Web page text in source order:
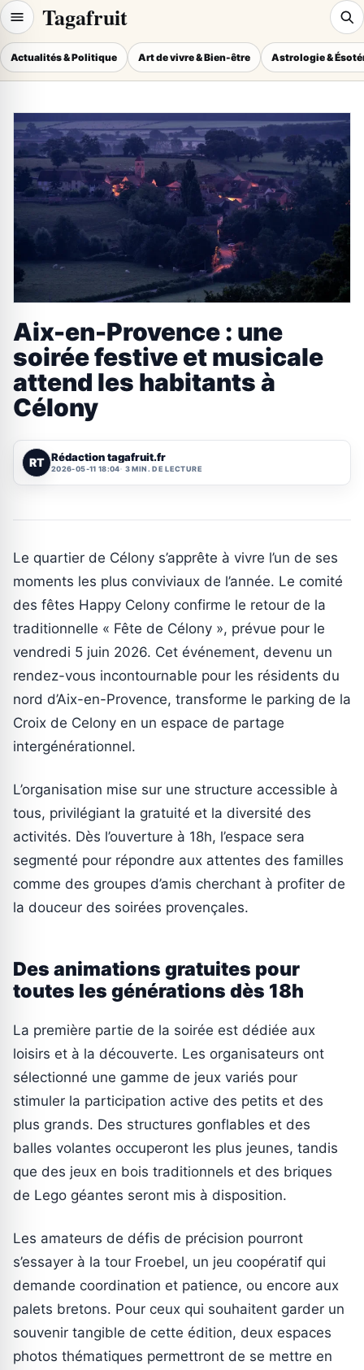
Tagafruit
Actualités & Politique Art de vivre & Bien-être Astrologie &
Aix-en-Provence : une
soirée festive et musicale
attend les habitants à
Célony
RT Rédaction tagafruit.fr
2026-05-11 18:04 3 MIN. DE LECTURE
Le quartier de Célony s’apprête à vivre l’un de ses
moments les plus conviviaux de l’année. Le comité
des fêtes Happy Celony confirme le retour de la
traditionnelle « Fête de Célony », prévue pour le
vendredi 5 juin 2026. Cet événement, devenu un
rendez-vous incontournable pour les résidents du
nord d’Aix-en-Provence, transforme le parking de la
Croix de Celony en un espace de partage
intergénérationnel.
L’organisation mise sur une structure accessible à
tous, privilégiant la gratuité et la diversité des
activités. Dès l’ouverture à 18h, l’espace sera
segmenté pour répondre aux attentes des familles
comme des groupes d’amis cherchant à profiter de
la douceur des soirées provençales.
Des animations gratuites pour
toutes les générations dès 18h
La première partie de la soirée est dédiée aux
loisirs et à la découverte. Les organisateurs ont
sélectionné une gamme de jeux variés pour
stimuler la participation active des petits et des
plus grands. Des structures gonflables et des
balles volantes occuperont les plus jeunes, tandis
que des jeux en bois traditionnels et des briques
de Lego géantes seront mis à disposition.
Les amateurs de défis de précision pourront
s’essayer à la tour Froebel, un jeu coopératif qui
demande coordination et patience, ou encore aux
palets bretons. Pour ceux qui souhaitent garder un
souvenir tangible de cette édition, deux espaces
photos thématiques permettront de se mettre en